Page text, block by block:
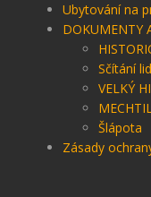
Ubytování na
DOKUMENTY
Sčítání
VELKÝ
Šlápota
Zásady